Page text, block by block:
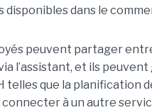
disponibles dans le
peuvent partager
l’assistant, et ils
telles que la planification
connecter à un autre